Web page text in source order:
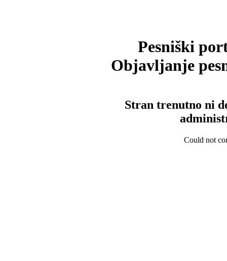
Pesniški
Objavljanje
Stran trenutno ni
Could not